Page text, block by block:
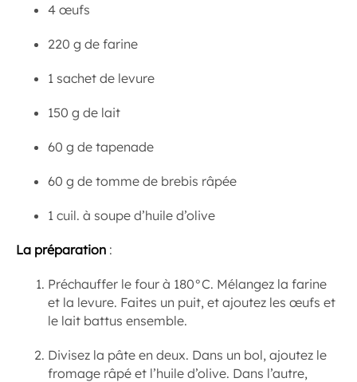
4 œufs
220 g de farine
1 sachet de levure
150 g de lait
60 g de tapenade
60 g de tomme de brebis râpée
1 cuil. à soupe d’huile d’olive
La préparation :
Préchauffer le four à 180°C. Mélangez la farine
et la levure. Faites un puit, et ajoutez les œufs et
le lait battus ensemble.
Divisez la pâte en deux. Dans un bol, ajoutez le
fromage râpé et l’huile d’olive. Dans l’autre,